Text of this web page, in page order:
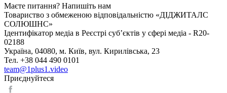
Маєте питання? Напишіть нам
Товариство з обмеженою відповідальністю «ДІДЖИТАЛС
СОЛЮШНС»
Ідентифікатор медіа в Реєстрі суб’єктів у сфері медіа - R20-
02188
Україна, 04080, м. Київ, вул. Кирилівська, 23
Тел. +38 044 490 0101
team@1plus1.video
Приєднуйтеся